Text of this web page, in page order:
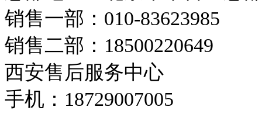
销售一部：010-83623985
销售二部：18500220649
西安售后服务中心
手机：18729007005